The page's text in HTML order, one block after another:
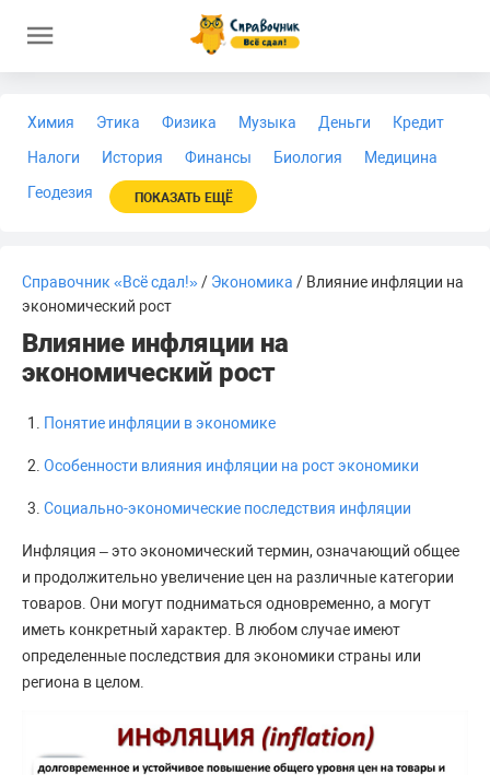
Химия Этика Физика Музыка Деньги
Кредит
Налоги
История Финансы Биология
Медицина
Геодезия
ПОКАЗАТЬ ЕЩЁ
Справочник «Всё сдал!»/ Экономика / Влияние инфляции на
экономический рост
Влияние инфляции на
экономический рост
Понятие инфляции в экономике
Особенности влияния инфляции на рост экономики
Социально-экономические последствия инфляции
Инфляция – это экономический термин, означающий общее
и продолжительно увеличение цен на различные категории
товаров. Они могут подниматься одновременно, а могут
иметь конкретный характер. В любом случае имеют
определенные последствия для экономики страны или
региона в целом.